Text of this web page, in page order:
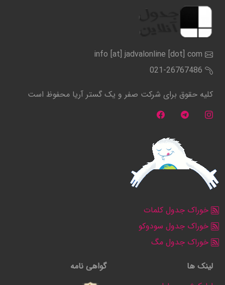
info [at] jadvalonline [dot] com
021-26767486
کلیه حقوق برای شرکت صفر و یک گستر آریا محفوظ است
خوراک جدول کلمات
خوراک جدول سودوکو
خوراک جدول مگ
لینک ها
گواهی نامه